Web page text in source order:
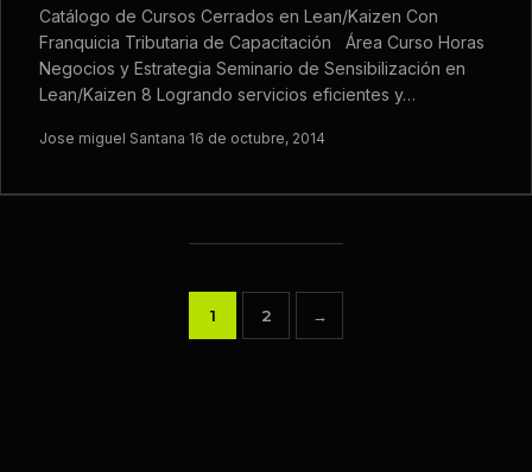
Catálogo de Cursos Cerrados en Lean/Kaizen Con
Franquicia Tributaria de Capacitación Área Curso Horas
Negocios y Estrategia Seminario de Sensibilización en
Lean/Kaizen 8 Logrando servicios eficientes y…
Jose miguel Santana·16 de octubre, 2014
Paginación
1 2 →